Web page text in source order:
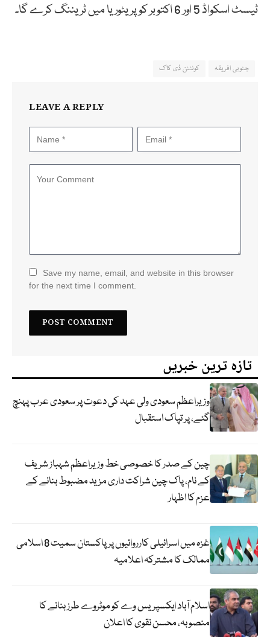
ٹیسٹ اسکواڈ 5 اور 6 اکتوبر کو پریٹوریا میں ٹریننگ کرے گا۔
جنوبی افریقہ کونئٹن ڈی کاک
LEAVE A REPLY
Save my name, email, and website in this browser
for the next time I comment.
تازہ ترین خبریں
وزیراعظم سعودی ولی عہد کی دعوت پر سعودی عرب پہنچ
گئے، پر تپاک استقبال
چین کے صدر کا خصوصی خط وزیراعظم شہباز شریف
کے نام، پاک چین شراکت داری مزید مضبوط بنانے کے
عزم کا اظہار
غزہ میں اسرائیلی کارروائیوں پر پاکستان سمیت 8 اسلامی
ممالک کا مشترکہ اعلامیہ
اسلام آباد ایکسپریس وے کو موٹروے طرز بنانے کا
منصوبہ، محسن نقوی کا اعلان